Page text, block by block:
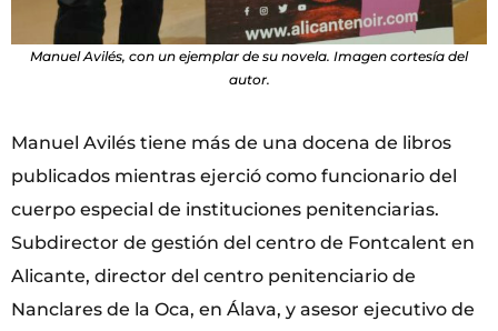
Manuel Avilés, con un ejemplar de su novela. Imagen cortesía del
autor.
Manuel Avilés tiene más de una docena de libros
publicados mientras ejerció como funcionario del
cuerpo especial de instituciones penitenciarias.
Subdirector de gestión del centro de Fontcalent en
Alicante, director del centro penitenciario de
Nanclares de la Oca, en Álava, y asesor ejecutivo de